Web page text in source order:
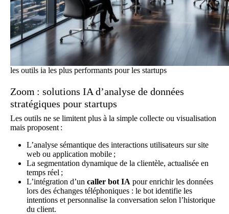
les outils ia les plus performants pour les startups
Zoom : solutions IA d’analyse de données
stratégiques pour startups
Les outils ne se limitent plus à la simple collecte ou visualisation
mais proposent :
L’analyse sémantique des interactions utilisateurs sur site
web ou application mobile ;
La segmentation dynamique de la clientèle, actualisée en
temps réel ;
L’intégration d’un caller bot IA pour enrichir les données
lors des échanges téléphoniques : le bot identifie les
intentions et personnalise la conversation selon l’historique
du client.